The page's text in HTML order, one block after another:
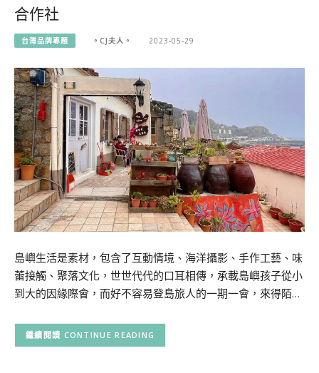
合作社
台灣品牌專題 。CJ夫人。 2023-05-29
島嶼生活是素材，包含了互動情境、海洋攝影、手作工藝、味
蕾接觸、聚落文化，世世代代的口耳相傳，承載島嶼孩子從小
到大的因緣際會，而好不容易登島旅人的一期一會，來得陌…
CONTINUE READING